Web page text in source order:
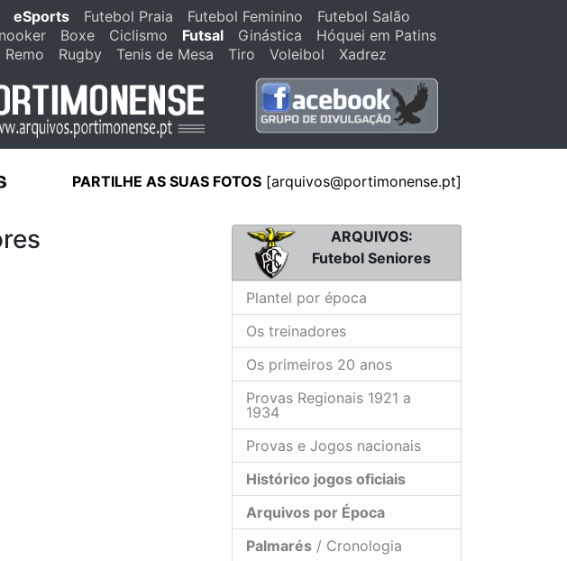
eSports Futebol Praia Futebol Feminino
Futebol Salão
Boxe Ciclismo Futsal Ginástica
Hóquei em Patins
Remo Rugby Tenis de Mesa Tiro Voleibol Xadrez
PARTILHE AS SUAS FOTOS [arquivos@portimonense.pt]
ARQUIVOS:
Futebol Seniores
Plantel por época
Os treinadores
Os primeiros 20 anos
Provas Regionais 1921 a
1934
Provas e Jogos nacionais
Histórico jogos oficiais
Arquivos por Época
Palmarés / Cronologia